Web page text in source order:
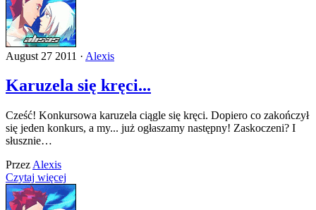
August 27 2011 · Alexis
Karuzela się kręci...
Cześć! Konkursowa karuzela ciągle się kręci. Dopiero co zakończył
się jeden konkurs, a my... już ogłaszamy następny! Zaskoczeni? I
słusznie…
Przez Alexis
Czytaj więcej